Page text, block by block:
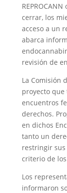
cerrar, los
acceso a un
abarca
revisión de
La Comisión
proyecto
encuentros
derechos.
en dichos
tanto un
restringir sus
criterio de
Los
informaron